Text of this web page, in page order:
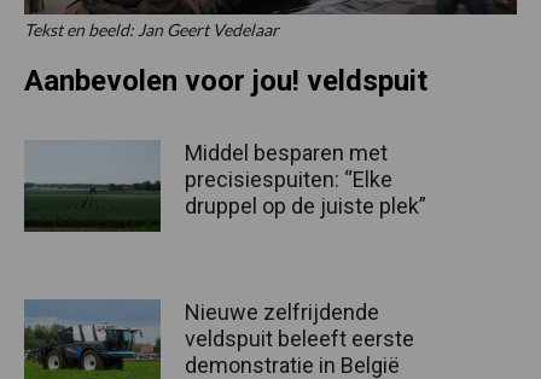
Tekst en beeld: Jan Geert Vedelaar
Aanbevolen voor jou! veldspuit
Middel besparen met
precisiespuiten: “Elke
druppel op de juiste plek”
Nieuwe zelfrijdende
veldspuit beleeft eerste
demonstratie in België